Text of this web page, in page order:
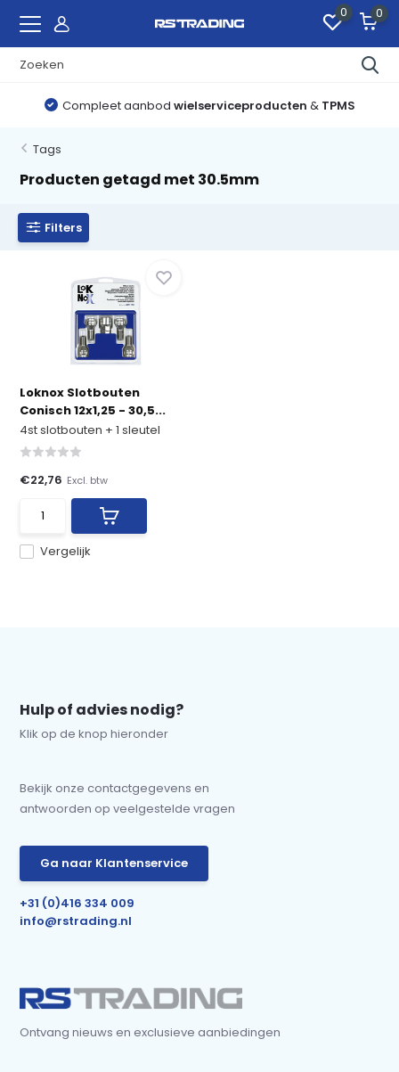
0 0
Compleet aanbod wielserviceproducten & TPMS
Tags
Producten getagd met 30.5mm
Filters
Loknox Slotbouten
Conisch 12x1,25 - 30,5...
4st slotbouten + 1 sleutel
Vergelijk
€22,76 Excl. btw
Hulp of advies nodig?
Klik op de knop hieronder
Bekijk onze contactgegevens en
antwoorden op veelgestelde vragen
Ga naar Klantenservice
+31 (0)416 334 009
info@rstrading.nl
Ontvang nieuws en exclusieve aanbiedingen